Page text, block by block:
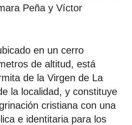
Peña y Víctor
en un cerro
de altitud, está
de la Virgen de La
la localidad, y constituye
cristiana con una
e identitaria para los